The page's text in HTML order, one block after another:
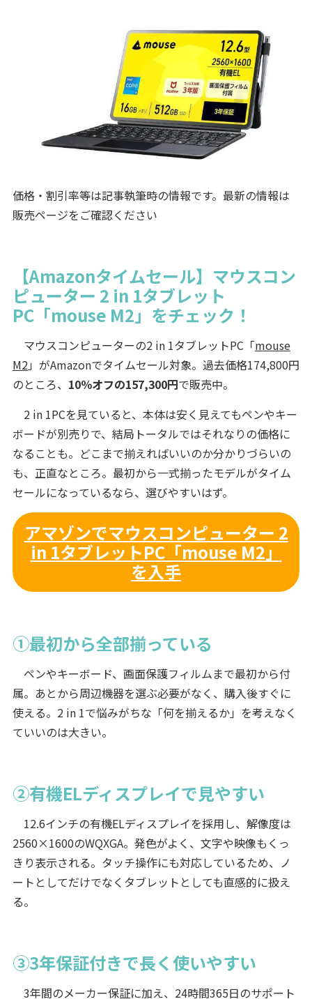
価格・割引率等は記事執筆時の情報です。最新の情報は
販売ページをご確認ください
【Amazonタイムセール】マウスコン
ピューター 2 in 1タブレット
PC「mouse M2」をチェック！
マウスコンピューターの2 in 1タブレットPC「mouse
M2」がAmazonでタイムセール対象。過去価格174,800円
のところ、 10％オフの157,300円で販売中。
2 in 1PCを見ていると、本体は安く見えてもペンやキー
ボードが別売りで、結局トータルではそれなりの価格に
なることも。どこまで揃えればいいのか分かりづらいの
も、正直なところ。最初から一式揃ったモデルがタイム
セールになっているなら、選びやすいはず。
アマゾンでマウスコンピューター 2
in 1タブレットPC「mouse M2」
を入手
①最初から全部揃っている
ペンやキーボード、画面保護フィルムまで最初から付
属。あとから周辺機器を選ぶ必要がなく、購入後すぐに
使える。2 in 1で悩みがちな「何を揃えるか」を考えなく
ていいのは大きい。
②有機ELディスプレイで見やすい
12.6インチの有機ELディスプレイを採用し、解像度は
2560×1600のWQXGA。発色がよく、文字や映像もくっ
きり表示される。タッチ操作にも対応しているため、ノ
ートとしてだけでなくタブレットとしても直感的に扱え
る。
③3年保証付きで長く使いやすい
3年間のメーカー保証に加え、24時間365日のサポート